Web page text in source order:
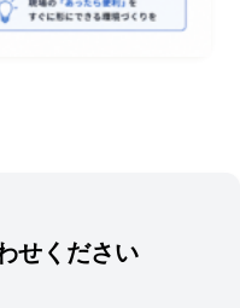
せください